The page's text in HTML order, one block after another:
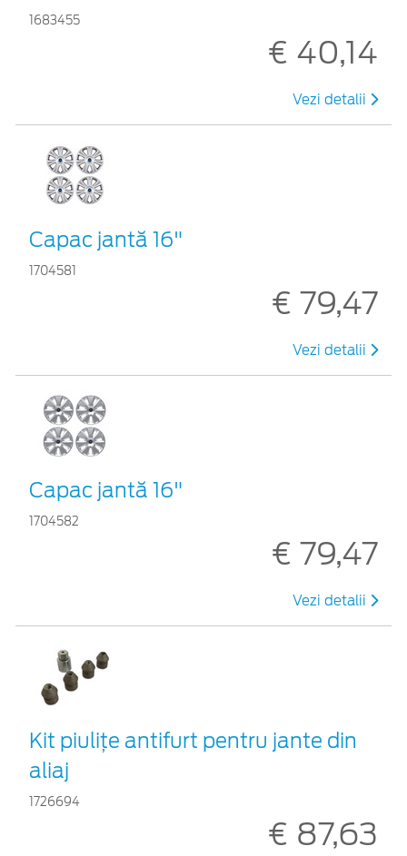
1683455
€ 40,14
Vezi detalii
Capac jantă 16"
1704581
€ 79,47
Vezi detalii
Capac jantă 16"
1704582
€ 79,47
Vezi detalii
Kit piuliţe antifurt pentru jante din
aliaj
1726694
€ 87,63